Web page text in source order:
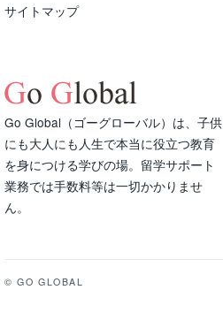
サイトマップ
Go Global（ゴーグローバル）は、子供
にも大人にも人生で本当に役立つ教育
を身につける学びの場。留学サポート
業務では手数料等は一切かかりませ
ん。
© GO GLOBAL